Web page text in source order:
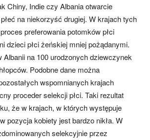
Chiny, Indie czy Albania otwarcie
na niekorzyść drugiej. W krajach tych
preferowania potomków płci
dzieci płci żeńskiej mniej pożądanymi.
Albanii na 100 urodzonych dziewczynek
Podobne dane można
wspomnianych krajach
proceder selekcji płci. Taki rezultat
że w krajach, w których występuje
pozycja kobiety jest bardzo nikła. W
selekcyjnie przez